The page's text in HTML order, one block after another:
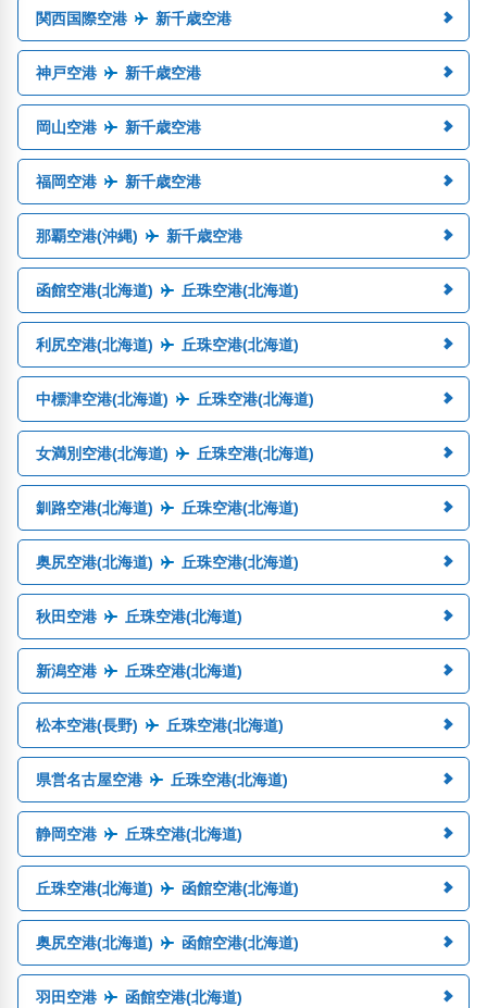
関西国際空港 新千歳空港
神戸空港 新千歳空港
岡山空港 新千歳空港
福岡空港 新千歳空港
那覇空港(沖縄) 新千歳空港
函館空港(北海道) 丘珠空港(北海道)
利尻空港(北海道) 丘珠空港(北海道)
中標津空港(北海道) 丘珠空港(北海道)
女満別空港(北海道) 丘珠空港(北海道)
釧路空港(北海道) 丘珠空港(北海道)
奥尻空港(北海道) 丘珠空港(北海道)
秋田空港 丘珠空港(北海道)
新潟空港 丘珠空港(北海道)
松本空港(長野) 丘珠空港(北海道)
県営名古屋空港 丘珠空港(北海道)
静岡空港 丘珠空港(北海道)
丘珠空港(北海道) 函館空港(北海道)
奥尻空港(北海道) 函館空港(北海道)
羽田空港 函館空港(北海道)